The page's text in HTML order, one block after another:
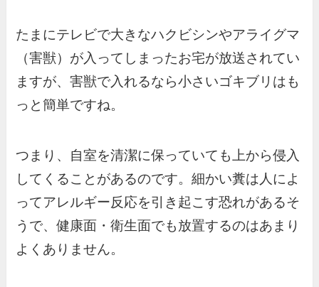
たまにテレビで大きなハクビシンやアライグマ
（害獣）が入ってしまったお宅が放送されてい
ますが、害獣で入れるなら小さいゴキブリはも
っと簡単ですね。
つまり、自室を清潔に保っていても上から侵入
してくることがあるのです。細かい糞は人によ
ってアレルギー反応を引き起こす恐れがあるそ
うで、健康面・衛生面でも放置するのはあまり
よくありません。